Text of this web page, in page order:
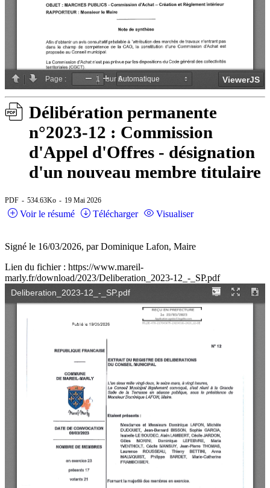
Délibération permanente
n°2023-12 : Commission
d'Appel d'Offres - désignation
d'un nouveau membre titulaire
PDF 534.63Ko 19 Mai 2026
Voir le résumé Télécharger Visualiser
Signé le 16/03/2026, par Dominique Lafon, Maire
Lien du fichier : https://www.mareil-
marly.fr/download/2023/Deliberation_2023-12_-_SP.pdf